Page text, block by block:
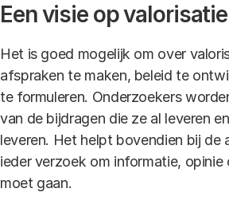
Een visie op
Het is goed mogelijk om over
afspraken te maken, beleid te
te formuleren. Onderzoekers
van de bijdragen die ze al leveren
leveren. Het helpt bovendien bij
ieder verzoek om informatie,
moet gaan.